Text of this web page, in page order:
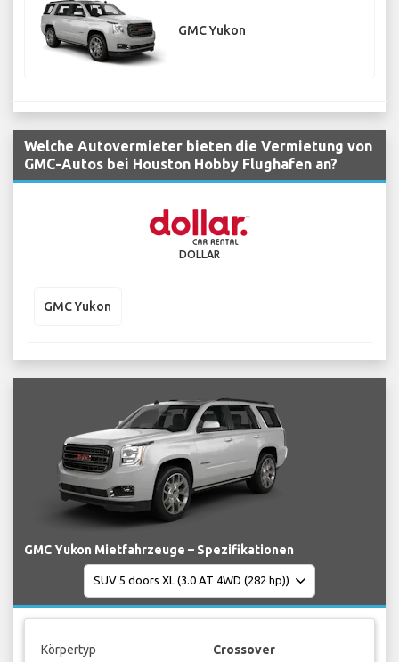
GMC Yukon
Welche Autovermieter bieten die Vermietung von
GMC-Autos bei Houston Hobby Flughafen an?
DOLLAR
GMC Yukon
GMC Yukon Mietfahrzeuge – Spezifikationen
Körpertyp Crossover